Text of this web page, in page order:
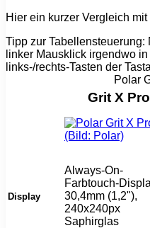
Hier ein kurzer Vergleich
Tipp zur
linker Mausklick irgendwo
links-/rechts-Tasten der
Polar
Grit X Pro
Display
Always-On-
Farbtouch-
30,4mm (1,2"),
240x240px
Saphirglas